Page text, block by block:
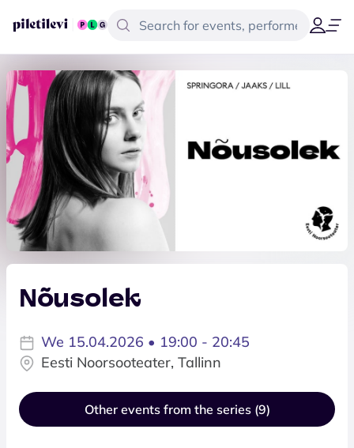
Nõusolek
We 15.04.2026 • 19:00 - 20:45
Eesti Noorsooteater, Tallinn
Other events from the series (9)